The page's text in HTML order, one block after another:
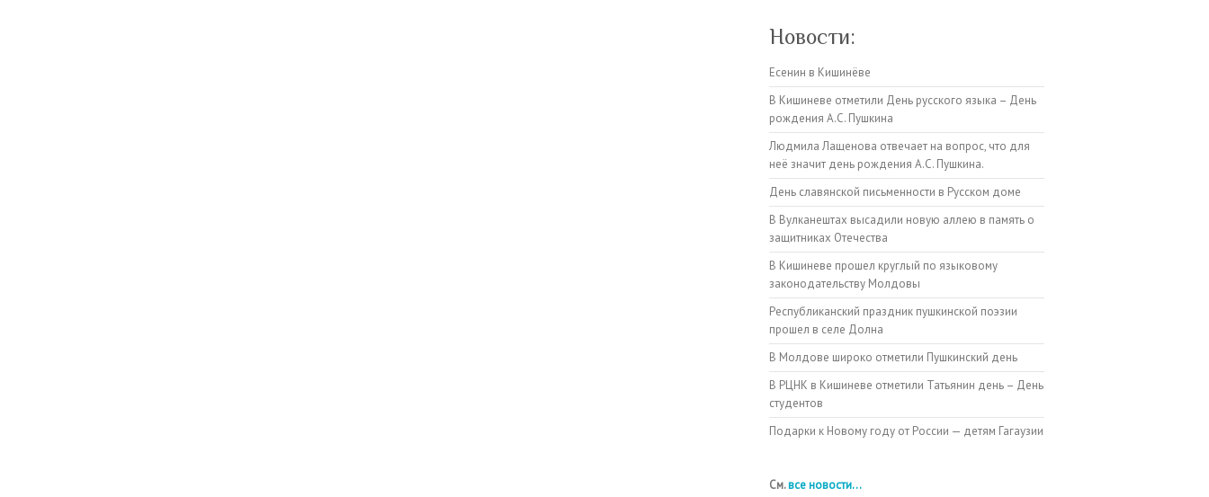
Новости:
Есенин в Кишинёве
В Кишиневе отметили День русского языка – День
рождения А.С. Пушкина
Людмила Лащенова отвечает на вопрос, что для
неё значит день рождения А.С. Пушкина.
День славянской письменности в Русском доме
В Вулканештах высадили новую аллею в память о
защитниках Отечества
В Кишиневе прошел круглый по языковому
законодательству Молдовы
Республиканский праздник пушкинской поэзии
прошел в селе Долна
В Молдове широко отметили Пушкинский день
В РЦНК в Кишиневе отметили Татьянин день – День
студентов
Подарки к Новому году от России — детям Гагаузии
См.все новости...